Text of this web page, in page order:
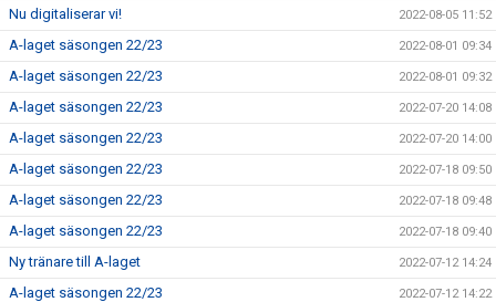
Nu digitaliserar vi! 2022-08-05 11:52
A-laget säsongen 22/23 2022-08-01 09:34
A-laget säsongen 22/23 2022-08-01 09:32
A-laget säsongen 22/23 2022-07-20 14:08
A-laget säsongen 22/23 2022-07-20 14:00
A-laget säsongen 22/23 2022-07-18 09:50
A-laget säsongen 22/23 2022-07-18 09:48
A-laget säsongen 22/23 2022-07-18 09:40
Ny tränare till A-laget 2022-07-12 14:24
A-laget säsongen 22/23 2022-07-12 14:22